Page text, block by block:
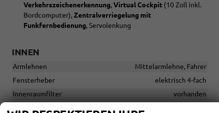
Verkehrszeichenerkennung,Virtual Cockpit (10 Zoll inkl.
Bordcomputer),Zentralverriegelung mit
Funkfernbedienung, Servolenkung
INNEN
Armlehnen
Mittelarmlehne, Fahrer
Fensterheber
elektrisch 4-fach
Innenraumfilter
vorhanden